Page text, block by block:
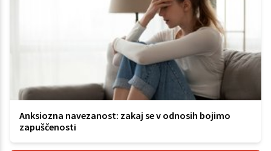
Anksiozna navezanost: zakaj se v odnosih bojimo
zapuščenosti